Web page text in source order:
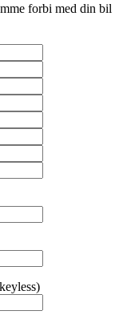
forbi med din bil